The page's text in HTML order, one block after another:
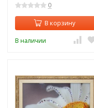
0
В корзину
В наличии